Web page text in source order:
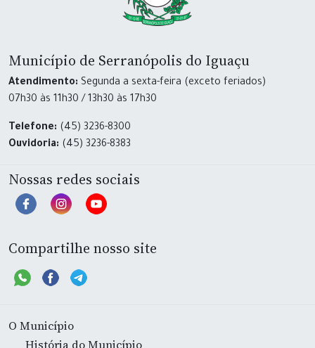
Município de Serranópolis do Iguaçu
Atendimento: Segunda a sexta-feira (exceto feriados)
07h30 às 11h30 / 13h30 às 17h30
Telefone: (45) 3236-8300
Ouvidoria: (45) 3236-8383
Nossas redes sociais
Compartilhe nosso site
O Município
História do Município